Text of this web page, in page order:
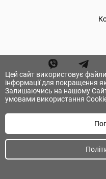
Цей сайт використовує файли
інформації для покращення
Залишаючись на нашому
умовами використання
© А.ТОМ.